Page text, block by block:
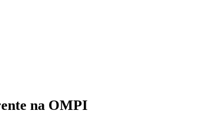
na OMPI